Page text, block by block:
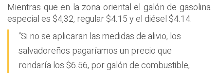
Mientras que en la zona oriental el galón de gasolina
especial es $4,32, regular $4.15 y el diésel $4.14.
“Si no se aplicaran las medidas de alivio, los
salvadoreños pagaríamos un precio que
rondaría los $6.56, por galón de combustible,